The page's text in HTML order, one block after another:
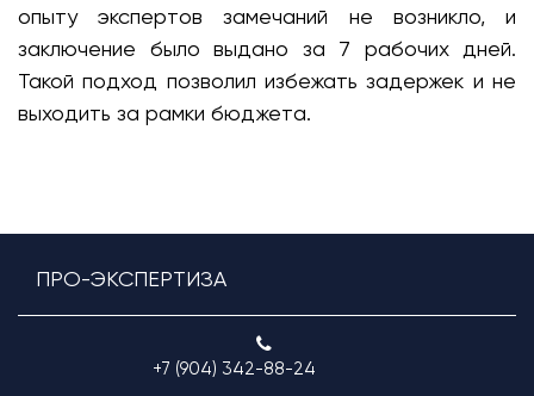
опыту экспертов замечаний не возникло, и
заключение было выдано за 7 рабочих дней.
Такой подход позволил избежать задержек и не
выходить за рамки бюджета.
ПРО-ЭКСПЕРТИЗА
+7 (904) 342-88-24